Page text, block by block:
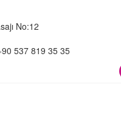
No:12
537 819 35 35